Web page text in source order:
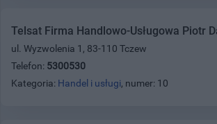
Telsat Firma Handlowo-Usługowa Piotr
ul. Wyzwolenia 1, 83-110 Tczew
Telefon: 5300530
Kategoria: Handel i usługi, numer: 10